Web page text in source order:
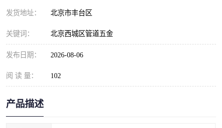
发货地址： 北京市丰台区
关键词： 北京西城区管道五金
发布日期： 2026-08-06
阅 读 量： 102
产品描述